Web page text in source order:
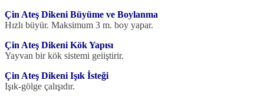
Çin Ateş Dikeni Büyüme ve Boylanma
Hızlı büyür. Maksimum 3 m. boy yapar.
Çin Ateş Dikeni Kök Yapısı
Yayvan bir kök sistemi geiiştirir.
Çin Ateş Dikeni Işık İsteği
Işık-gölge çalışıdır.